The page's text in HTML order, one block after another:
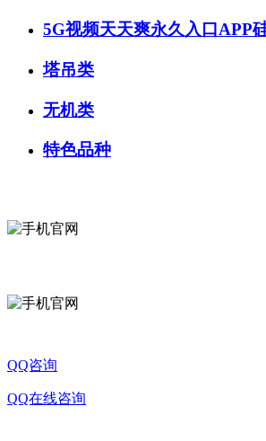
5G视频天天爽永久入口APP
塔吊类
无机类
特色品种
QQ咨询
QQ在线咨询